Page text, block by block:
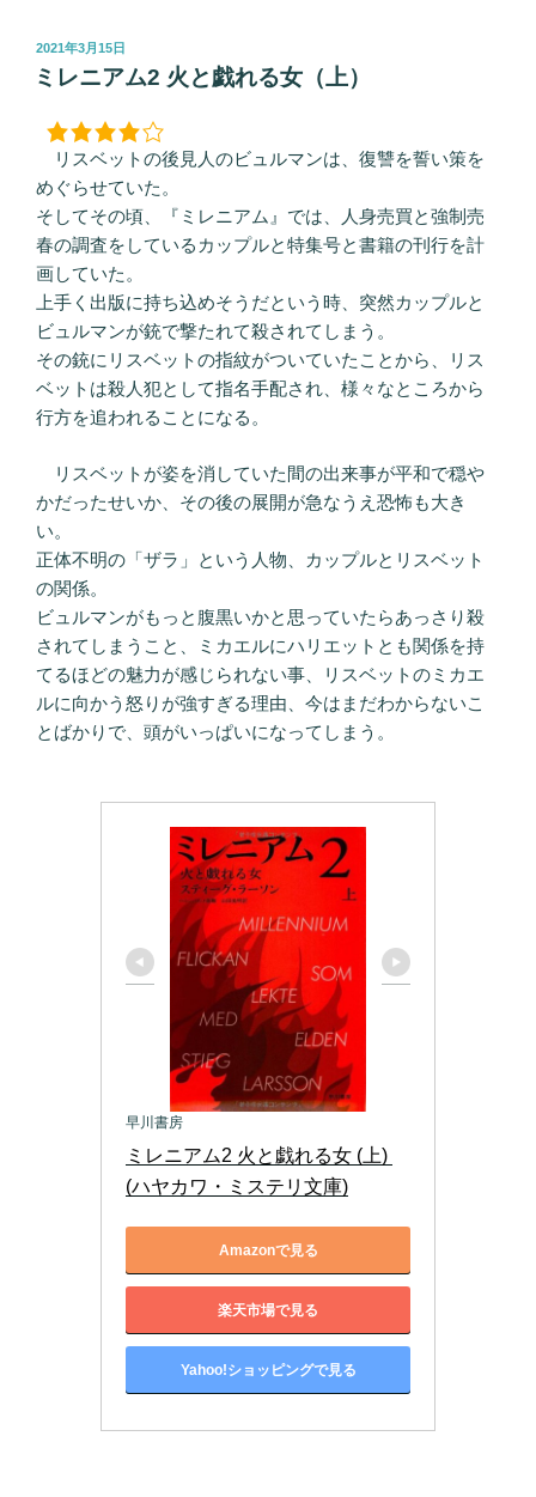
投
稿
日:
2021年3月15日
ミレニアム2 火と戯れる女（上）
リスベットの後見人のビュルマンは、復讐を誓い策を
めぐらせていた。
そしてその頃、『ミレニアム』では、人身売買と強制売
春の調査をしているカップルと特集号と書籍の刊行を計
画していた。
上手く出版に持ち込めそうだという時、突然カップルと
ビュルマンが銃で撃たれて殺されてしまう。
その銃にリスベットの指紋がついていたことから、リス
ベットは殺人犯として指名手配され、様々なところから
行方を追われることになる。
リスベットが姿を消していた間の出来事が平和で穏や
かだったせいか、その後の展開が急なうえ恐怖も大き
い。
正体不明の「ザラ」という人物、カップルとリスベット
の関係。
ビュルマンがもっと腹黒いかと思っていたらあっさり殺
されてしまうこと、ミカエルにハリエットとも関係を持
てるほどの魅力が感じられない事、リスベットのミカエ
ルに向かう怒りが強すぎる理由、今はまだわからないこ
とばかりで、頭がいっぱいになってしまう。
早川書房
ミレニアム2 火と戯れる女 (上)
(ハヤカワ・ミステリ文庫)
Amazonで見る
楽天市場で見る
Yahoo!ショッピングで見る